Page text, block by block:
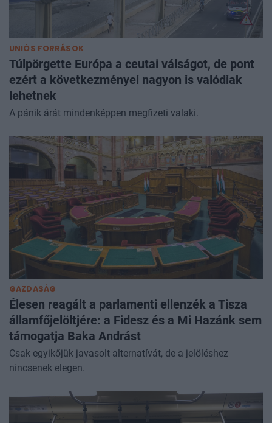
UNIÓS FORRÁSOK
Túlpörgette Európa a ceutai válságot, de pont
ezért a következményei nagyon is valódiak
lehetnek
A pánik árát mindenképpen megfizeti valaki.
GAZDASÁG
Élesen reagált a parlamenti ellenzék a Tisza
államfőjelöltjére: a Fidesz és a Mi Hazánk sem
támogatja Baka Andrást
Csak egyikőjük javasolt alternatívát, de a jelöléshez
nincsenek elegen.